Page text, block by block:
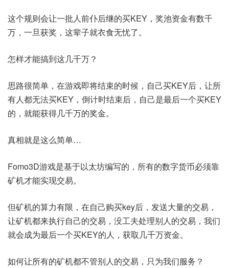
这个规则会让一批人前仆后继的买KEY，奖池资金有数千
万，一旦获奖，这辈子就衣食无忧了。
怎样才能搞到这几千万？
思路很简单，在游戏即将结束的时候，自己买KEY后，让所
有人都无法买KEY，倒计时结束后，自己是最后一个买KEY
的，就能获得几千万的奖金。
真相就是这么简单…
Fomo3D游戏是基于以太坊编写的，所有的数字货币必须靠
矿机才能实现交易。
但矿机的算力有限，在自己购买key后，发送大量的交易，
让矿机都来执行自己的交易，没工夫处理别人的交易，我们
就会成为最后一个买KEY的人，获取几千万资金。
如何让所有的矿机都不管别人的交易，只为我们服务？